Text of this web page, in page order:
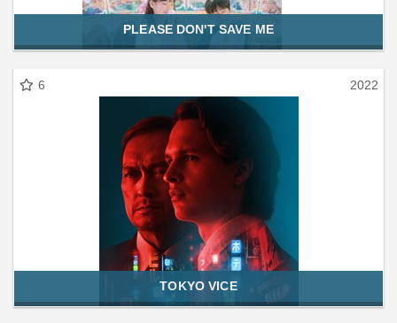
PLEASE DON'T SAVE ME
6 2022
TOKYO VICE